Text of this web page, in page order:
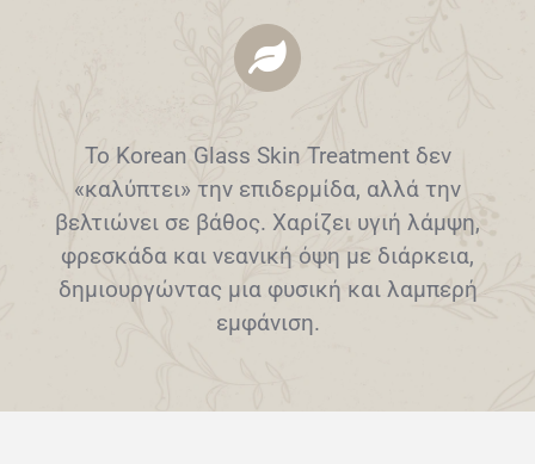
Το Korean Glass Skin Treatment δεν
«καλύπτει» την επιδερμίδα, αλλά την
βελτιώνει σε βάθος. Χαρίζει υγιή λάμψη,
φρεσκάδα και νεανική όψη με διάρκεια,
δημιουργώντας μια φυσική και λαμπερή
εμφάνιση.